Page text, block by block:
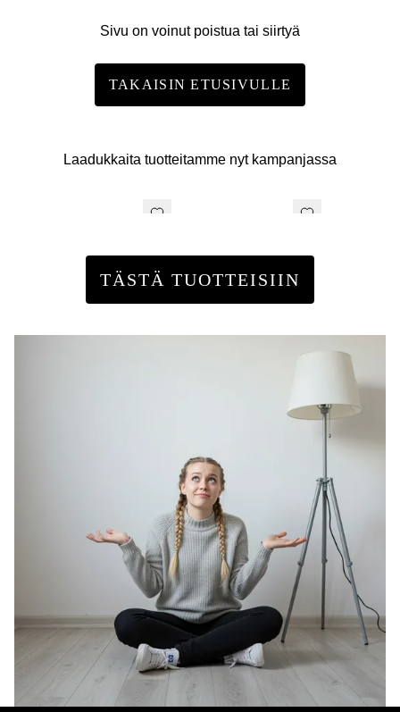
Sivu on voinut poistua tai siirtyä
TAKAISIN ETUSIVULLE
Laadukkaita tuotteitamme nyt kampanjassa
TÄSTÄ TUOTTEISIIN